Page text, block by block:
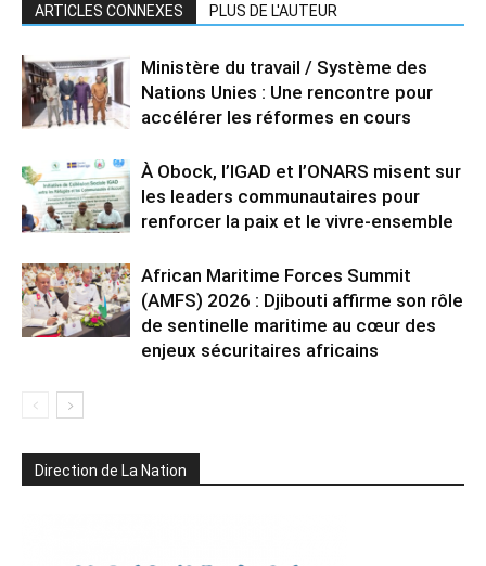
ARTICLES CONNEXES PLUS DE L'AUTEUR
Ministère du travail / Système des
Nations Unies : Une rencontre pour
accélérer les réformes en cours
À Obock, l’IGAD et l’ONARS misent sur
les leaders communautaires pour
renforcer la paix et le vivre-ensemble
African Maritime Forces Summit
(AMFS) 2026 : Djibouti affirme son rôle
de sentinelle maritime au cœur des
enjeux sécuritaires africains
Direction de La Nation